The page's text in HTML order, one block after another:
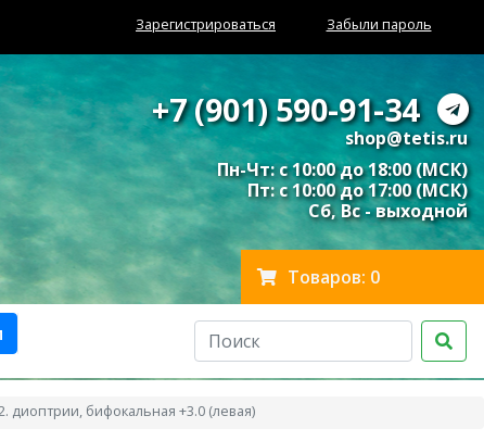
Зарегистрироваться Забыли пароль
+7 (901) 590-91-34
shop@tetis.ru
Пн-Чт: с 10:00 до 18:00 (МСК)
Пт: с 10:00 до 17:00 (МСК)
Сб, Вс - выходной
Товаров: 0
диоптрии, бифокальная +3.0 (левая)